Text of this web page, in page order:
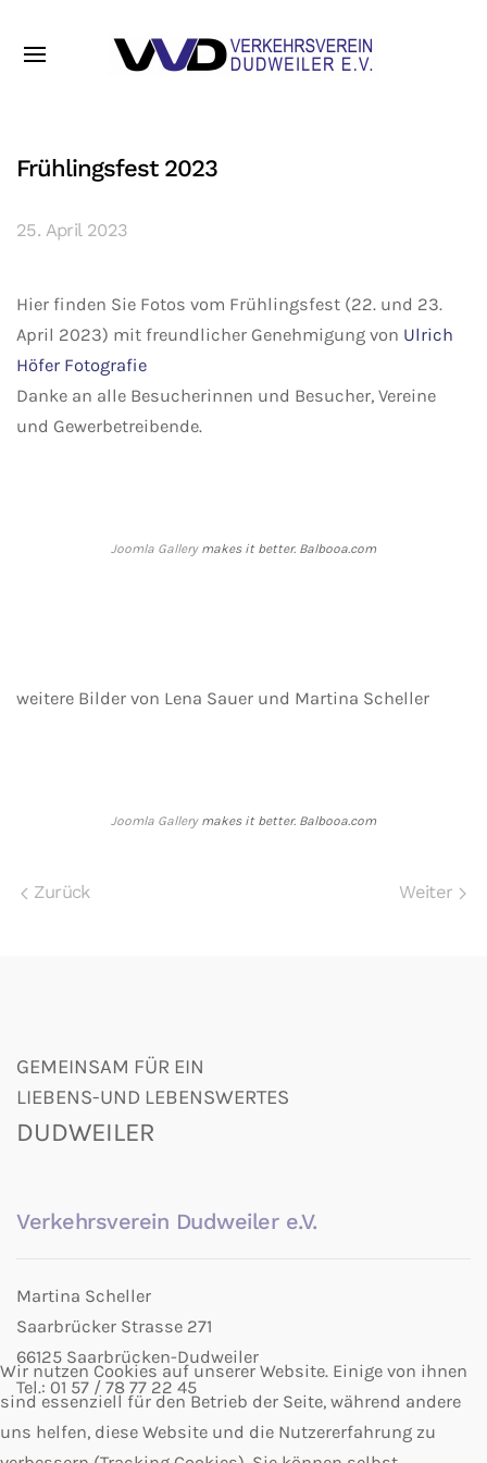
Frühlingsfest 2023
25. April 2023
Hier finden Sie Fotos vom Frühlingsfest (22. und 23.
April 2023) mit freundlicher Genehmigung von Ulrich
Höfer Fotografie
Danke an alle Besucherinnen und Besucher, Vereine
und Gewerbetreibende.
Joomla Gallerymakes it better. Balbooa.com
weitere Bilder von Lena Sauer und Martina Scheller
Joomla Gallerymakes it better. Balbooa.com
Zurück Weiter
GEMEINSAM FÜR EIN
LIEBENS-UND LEBENSWERTES
DUDWEILER
Verkehrsverein Dudweiler e.V.
Martina Scheller
Saarbrücker Strasse 271
66125 Saarbrücken-Dudweiler
Tel.: 01 57 / 78 77 22 45
Wir nutzen Cookies auf unserer Website. Einige von ihnen
sind essenziell für den Betrieb der Seite, während andere
uns helfen, diese Website und die Nutzererfahrung zu